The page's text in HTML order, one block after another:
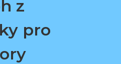
z
pro